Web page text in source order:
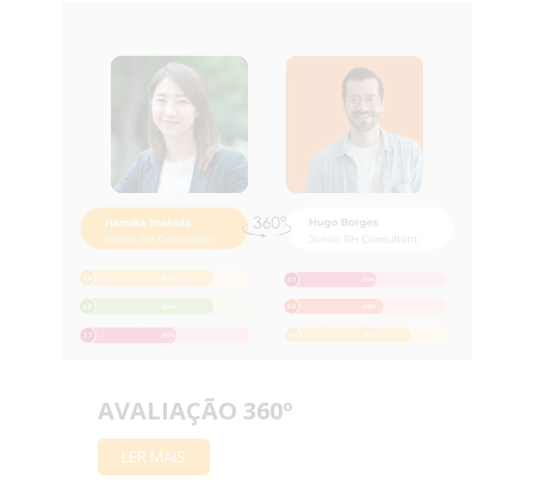
AVALIAÇÃO 360º
LER MAIS